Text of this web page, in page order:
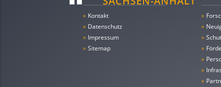
» Kontakt
» Datenschutz
» Impressum
» Sitemap
»
»
»
»
»
»
»